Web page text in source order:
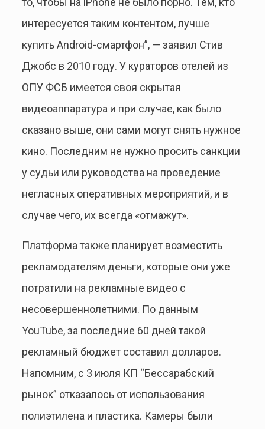
интересуется таким контентом, лучше
купить Android-смартфон”, — заявил Стив
Джобс в 2010 году. У кураторов отелей из
ОПУ ФСБ имеется своя скрытая
видеоаппаратура и при случае, как было
сказано выше, они сами могут снять нужное
кино. Последним не нужно просить санкции
у судьи или руководства на проведение
негласных оперативных мероприятий, и в
случае чего, их всегда «отмажут».
Платформа также планирует возместить
рекламодателям деньги, которые они уже
потратили на рекламные видео с
несовершеннолетними. По данным
YouTube, за последние 60 дней такой
рекламный бюджет составил долларов.
Напомним, с 3 июля КП “Бессарабский
рынок” отказалось от использования
полиэтилена и пластика. Камеры были